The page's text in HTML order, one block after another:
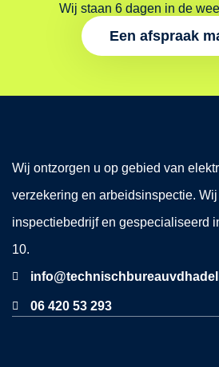
Wij staan 6 dagen in de
Een afspraak
Wij ontzorgen u op gebied van
verzekering en arbeidsinspectie.
inspectiebedrijf en gespecialiseerd
10.
06 420 53 293